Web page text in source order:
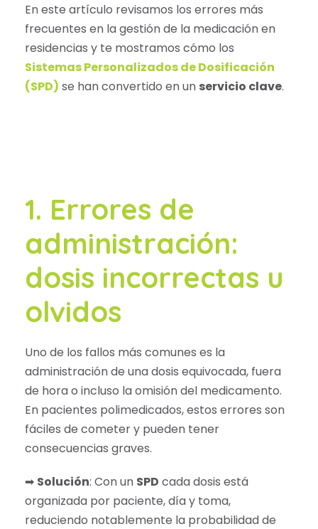
En este artículo revisamos los errores más
frecuentes en la gestión de la medicación en
residencias y te mostramos cómo los
Sistemas Personalizados de Dosificación
(SPD) se han convertido en un servicio clave.
1. Errores de
administración:
dosis incorrectas u
olvidos
Uno de los fallos más comunes es la
administración de una dosis equivocada, fuera
de hora o incluso la omisión del medicamento.
En pacientes polimedicados, estos errores son
fáciles de cometer y pueden tener
consecuencias graves.
➡ Solución: Con un SPD cada dosis está
organizada por paciente, día y toma,
reduciendo notablemente la probabilidad de